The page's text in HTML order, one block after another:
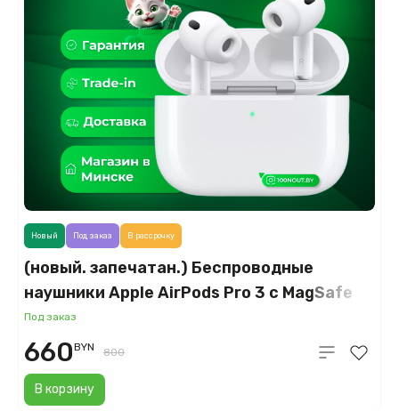
(новый. запечатан.) Беспроводные
наушники Apple AirPods Pro 3 с MagSafe
(MFHP4)
Под заказ
В корзину
Новый Под заказ В рассрочку
660BYN 800